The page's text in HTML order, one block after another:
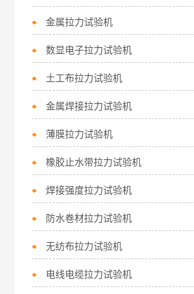
金属拉力试验机
数显电子拉力试验机
土工布拉力试验机
金属焊接拉力试验机
薄膜拉力试验机
橡胶止水带拉力试验机
焊接强度拉力试验机
防水卷材拉力试验机
无纺布拉力试验机
电线电缆拉力试验机